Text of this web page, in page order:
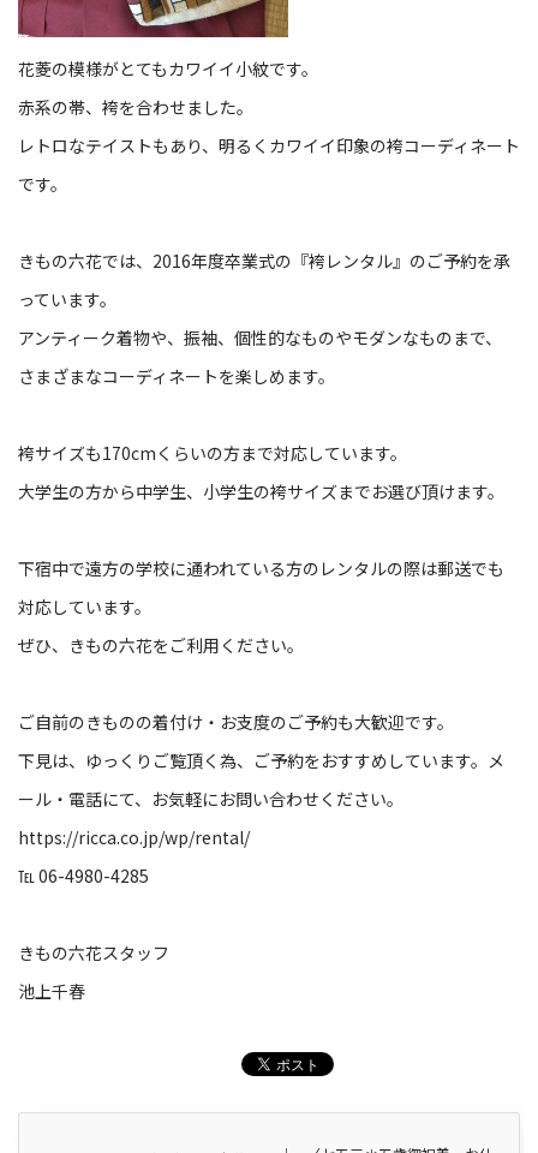
花菱の模様がとてもカワイイ小紋です。
赤系の帯、袴を合わせました。
レトロなテイストもあり、明るくカワイイ印象の袴コーディネート
です。
きもの六花では、2016年度卒業式の『袴レンタル』のご予約を承
っています。
アンティーク着物や、振袖、個性的なものやモダンなものまで、
さまざまなコーディネートを楽しめます。
袴サイズも170cmくらいの方まで対応しています。
大学生の方から中学生、小学生の袴サイズまでお選び頂けます。
下宿中で遠方の学校に通われている方のレンタルの際は郵送でも
対応しています。
ぜひ、きもの六花をご利用ください。
ご自前のきものの着付け・お支度のご予約も大歓迎です。
下見は、ゆっくりご覧頂く為、ご予約をおすすめしています。メ
ール・電話にて、お気軽にお問い合わせください。
https://ricca.co.jp/wp/rental/
℡ 06-4980-4285
きもの六花スタッフ
池上千春